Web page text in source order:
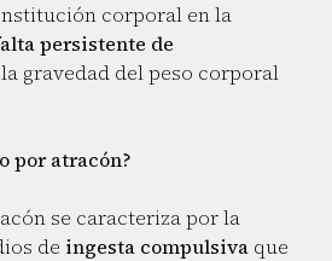
corporal en la
persistente de
gravedad del peso corporal
por atracón?
se caracteriza por la
de ingesta compulsiva que